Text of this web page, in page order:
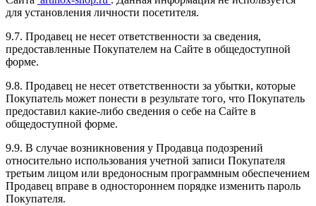
для установления личности посетителя.
9.7. Продавец не несет ответственности за сведения,
предоставленные Покупателем на Сайте в общедоступной
форме.
9.8. Продавец не несет ответственности за убытки, которые
Покупатель может понести в результате того, что Покупатель
предоставил какие-либо сведения о себе на Сайте в
общедоступной форме.
9.9. В случае возникновения у Продавца подозрений
относительно использования учетной записи Покупателя
третьим лицом или вредоносным программным обеспечением
Продавец вправе в одностороннем порядке изменить пароль
Покупателя.